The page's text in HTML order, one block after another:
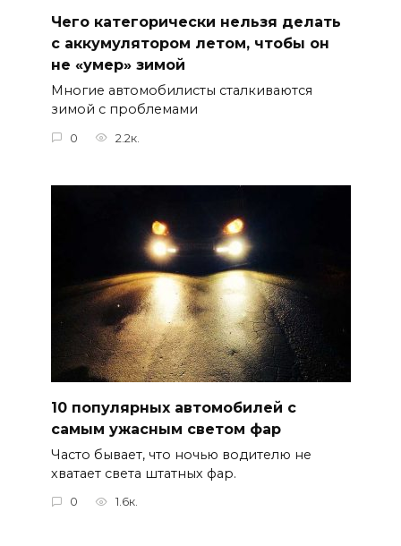
Чего категорически нельзя делать
с аккумулятором летом, чтобы он
не «умер» зимой
Многие автомобилисты сталкиваются
зимой с проблемами
0 2.2к.
10 популярных автомобилей с
самым ужасным светом фар
Часто бывает, что ночью водителю не
хватает света штатных фар.
0 1.6к.